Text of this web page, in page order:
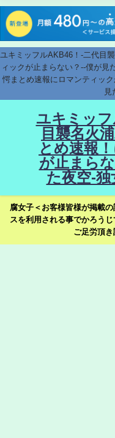
ユキミッフルAKB46！-二代目
ィックが止まらない？--僕が見
愕まとめ速報にロマンティッ
見
ユキミッ
目襲名火
とめ速報
が止まら
た夜空-独
腐女子＜お客様皆様が掲載
スを利用される事でかろう
ご足労頂き